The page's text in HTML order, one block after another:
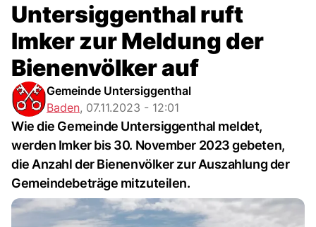
Untersiggenthal ruft
Imker zur Meldung der
Bienenvölker auf
Gemeinde Untersiggenthal
Baden, 07.11.2023 - 12:01
Wie die Gemeinde Untersiggenthal meldet,
werden Imker bis 30. November 2023 gebeten,
die Anzahl der Bienenvölker zur Auszahlung der
Gemeindebeträge mitzuteilen.